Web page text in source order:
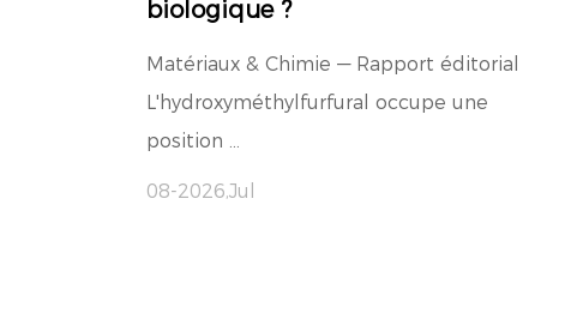
biologique ?
Matériaux & Chimie — Rapport éditorial
L'hydroxyméthylfurfural occupe une
position ...
08-2026,Jul